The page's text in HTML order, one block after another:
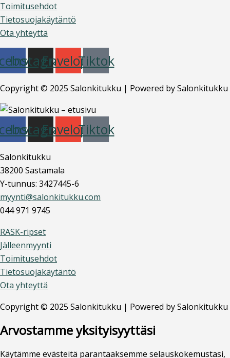
Toimitusehdot
Tietosuojakäytäntö
Ota yhteyttä
Instagram
EnvelopeTiktok
Copyright © 2025 Salonkitukku | Powered by Salonkitukku
Instagram
EnvelopeTiktok
Salonkitukku
38200 Sastamala
Y-tunnus: 3427445-6
myynti@salonkitukku.com
044 971 9745
RASK-ripset
Jälleenmyynti
Toimitusehdot
Tietosuojakäytäntö
Ota yhteyttä
Copyright © 2025 Salonkitukku | Powered by Salonkitukku
Arvostamme yksityisyyttäsi
Käytämme evästeitä parantaaksemme selauskokemustasi,